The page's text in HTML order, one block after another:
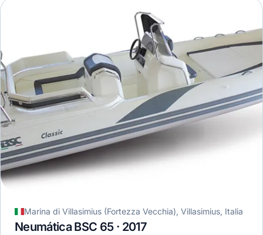
Marina di Villasimius (Fortezza Vecchia), Villasimius, Italia
Neumática BSC 65 · 2017